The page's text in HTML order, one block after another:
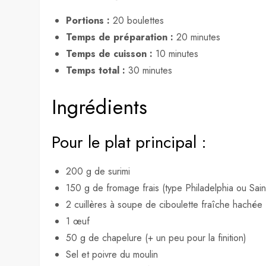
Portions : 20 boulettes
Temps de préparation : 20 minutes
Temps de cuisson : 10 minutes
Temps total : 30 minutes
Ingrédients
Pour le plat principal :
200 g de surimi
150 g de fromage frais (type Philadelphia ou
2 cuillères à soupe de ciboulette fraîche hachée
1 œuf
50 g de chapelure (+ un peu pour la finition)
Sel et poivre du moulin